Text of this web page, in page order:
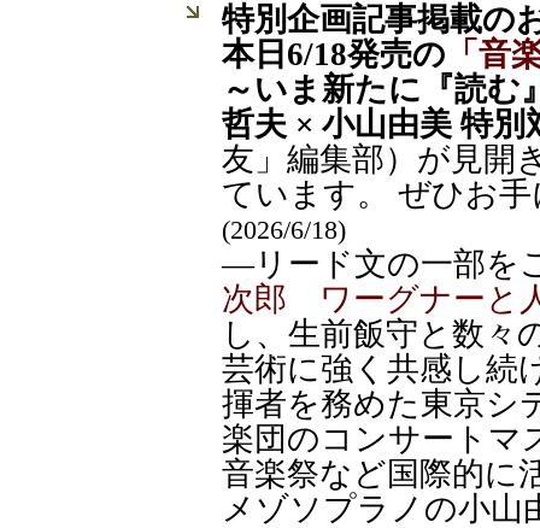
特別企画記事掲載の
本日6/18発売の 「音
～いま新たに『読
哲夫 × 小山由美 特別
友」編集部）が見開
ています。 ぜひお
(2026/6/18)
―リード文の一部を
次郎 ワーグナーと
し、生前飯守と数々
芸術に強く共感し
揮者を務めた東京シ
楽団のコンサートマ
音楽祭など国際的に
メゾソプラノの小山